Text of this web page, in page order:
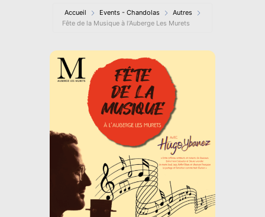
Accueil Events - Chandolas
Autres
Fête de la Musique à l’Auberge Les Murets